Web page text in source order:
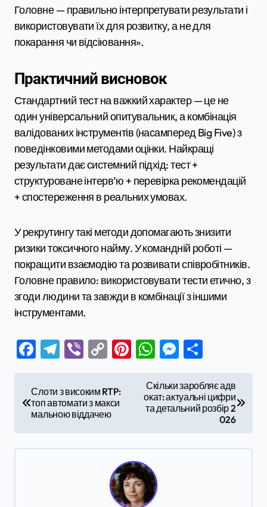
Головне — правильно інтерпретувати результати і
використовувати їх для розвитку, а не для
покарання чи відсіювання».
Практичний висновок
Стандартний тест на важкий характер — це не
один універсальний опитувальник, а комбінація
валідованих інструментів (насамперед Big Five) з
поведінковими методами оцінки. Найкращі
результати дає системний підхід: тест +
структуроване інтерв’ю + перевірка рекомендацій
+ спостереження в реальних умовах.
У рекрутингу такі методи допомагають знизити
ризики токсичного найму. У командній роботі —
покращити взаємодію та розвивати співробітників.
Головне правило: використовувати тести етично, з
згоди людини та завжди в комбінації з іншими
інструментами.
Facebook
Telegram
ViberCopyPinterest
WhatsApp
Слоти з високим RTP:
топ автомати з макси
мальною віддачею
Скільки заробляє адв
окат: актуальні цифри
та детальний розбір 2
026